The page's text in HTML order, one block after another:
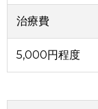
治療費
5,000円程度